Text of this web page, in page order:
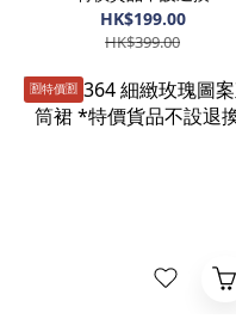
HK$199.00
HK$399.00
🈹️特價🈹️